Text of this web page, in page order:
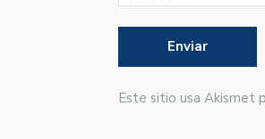
Este sitio usa Akismet